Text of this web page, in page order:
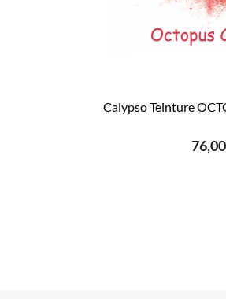
Calypso Teinture